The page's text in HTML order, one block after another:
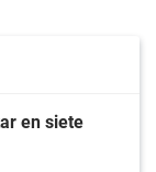
en siete